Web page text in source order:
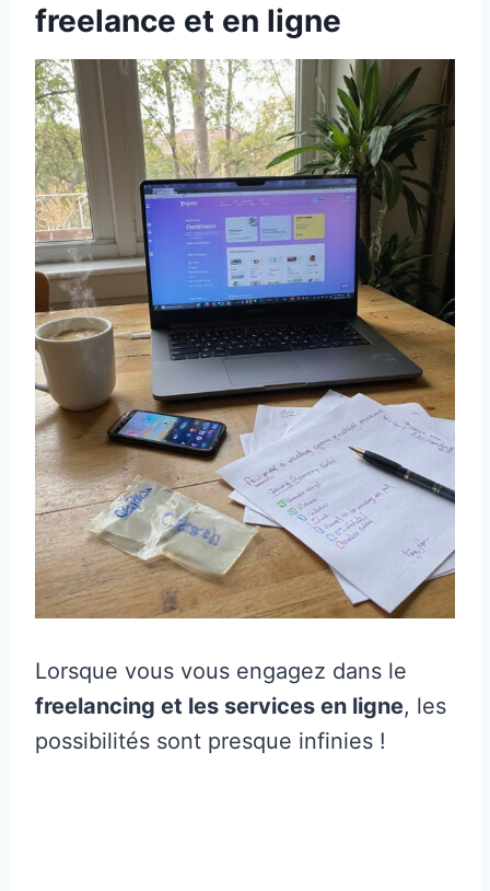
freelance et en ligne
Lorsque vous vous engagez dans le
freelancing et les services en ligne, les
possibilités sont presque infinies !